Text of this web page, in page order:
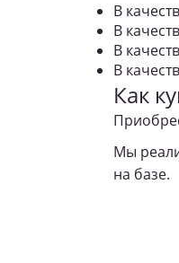
В
В
В
В
Как
Мы
на базе.